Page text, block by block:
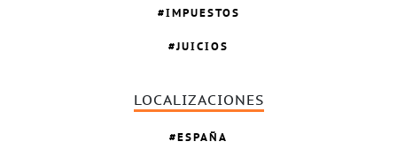
IMPUESTOS
JUICIOS
LOCALIZACIONES
ESPAÑA